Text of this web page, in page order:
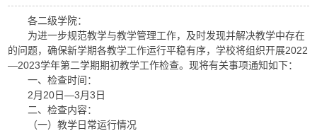
各二级学院：
为进一步规范教学与教学管理工作，及时发现并解决教学中存在
的问题，确保新学期各教学工作运行平稳有序，学校将组织开展2022
—2023学年第二学期期初教学工作检查。现将有关事项通知如下：
一、检查时间：
2月20日—3月3日
二、检查内容：
（一）教学日常运行情况